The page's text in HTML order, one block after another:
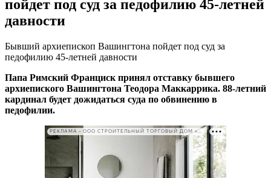
пойдет под суд за педофилию 45-летней
давности
Бывший архиепископ Вашингтона пойдет под суд за
педофилию 45-летней давности
Папа Римский Франциск принял отставку бывшего
архиепиского Вашингтона Теодора Маккаррика. 88-летний
кардинал будет дожидаться суда по обвинению в
педофилии.
РЕКЛАМА • ООО СТРОИТЕЛЬНЫЙ ТОРГОВЫЙ ДОМ «ПЕТРОВИЧ». ИНН: 7802348846